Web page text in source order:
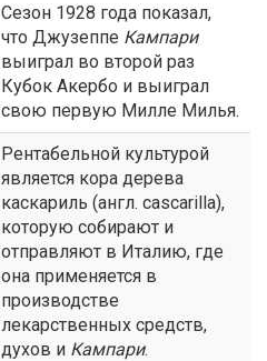
Сезон 1928 года показал,
что Джузеппе Кампари
выиграл во второй раз
Кубок Акербо и выиграл
свою первую Милле Милья.
Рентабельной культурой
является кора дерева
каскариль (англ. cascarilla),
которую собирают и
отправляют в Италию, где
она применяется в
производстве
лекарственных средств,
духов и Кампари.